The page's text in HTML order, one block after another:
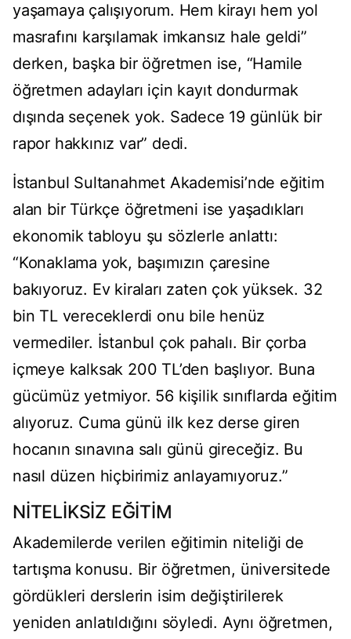
yaşamaya çalışıyorum. Hem kirayı hem yol
masrafını karşılamak imkansız hale geldi”
derken, başka bir öğretmen ise, “Hamile
öğretmen adayları için kayıt dondurmak
dışında seçenek yok. Sadece 19 günlük bir
rapor hakkınız var” dedi.
İstanbul Sultanahmet Akademisi’nde eğitim
alan bir Türkçe öğretmeni ise yaşadıkları
ekonomik tabloyu şu sözlerle anlattı:
“Konaklama yok, başımızın çaresine
bakıyoruz. Ev kiraları zaten çok yüksek. 32
bin TL vereceklerdi onu bile henüz
vermediler. İstanbul çok pahalı. Bir çorba
içmeye kalksak 200 TL’den başlıyor. Buna
gücümüz yetmiyor. 56 kişilik sınıflarda eğitim
alıyoruz. Cuma günü ilk kez derse giren
hocanın sınavına salı günü gireceğiz. Bu
nasıl düzen hiçbirimiz anlayamıyoruz.”
NİTELİKSİZ EĞİTİM
Akademilerde verilen eğitimin niteliği de
tartışma konusu. Bir öğretmen, üniversitede
gördükleri derslerin isim değiştirilerek
yeniden anlatıldığını söyledi. Aynı öğretmen,